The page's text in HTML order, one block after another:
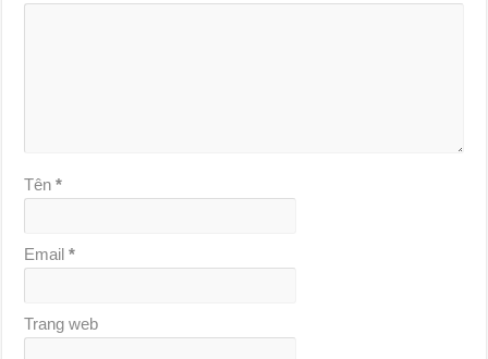
Tên*
Email*
Trang web